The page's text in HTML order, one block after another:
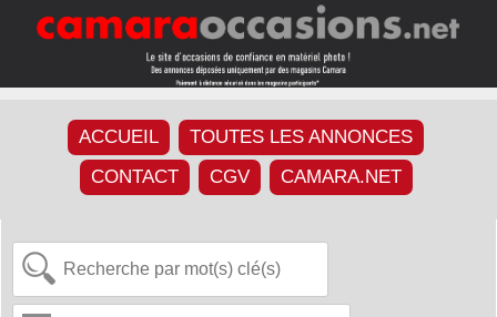
ACCUEIL
TOUTES LES ANNONCES
CONTACT
CGV CAMARA.NET